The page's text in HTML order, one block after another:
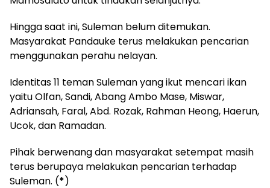
Hingga saat ini, Suleman belum ditemukan.
Masyarakat Pandauke terus melakukan pencarian
menggunakan perahu nelayan.
Identitas 11 teman Suleman yang ikut mencari ikan
yaitu Olfan, Sandi, Abang Ambo Mase, Miswar,
Adriansah, Faral, Abd. Rozak, Rahman Heong, Haerun,
Ucok, dan Ramadan.
Pihak berwenang dan masyarakat setempat masih
terus berupaya melakukan pencarian terhadap
Suleman. (*)